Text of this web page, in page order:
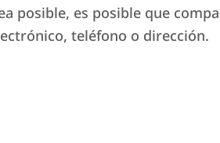
eventos,
posible, es posible que
teléfono o dirección.